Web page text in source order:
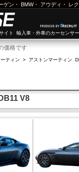
ゲン ・ BMW・ アウディ ・ レ
イト 輸入車・外車のカーセンサ
価格です
ティン > アストンマーティン
V8